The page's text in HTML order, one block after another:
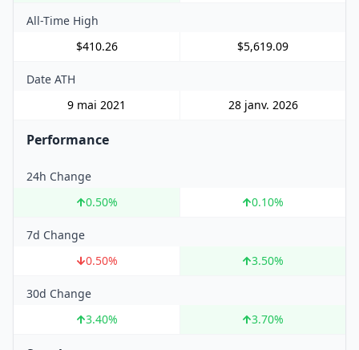
All-Time High
$410.26
$5,619.09
Date ATH
9 mai 2021
28 janv. 2026
Performance
24h Change
0.50% 0.10%
7d Change
0.50% 3.50%
30d Change
3.40% 3.70%